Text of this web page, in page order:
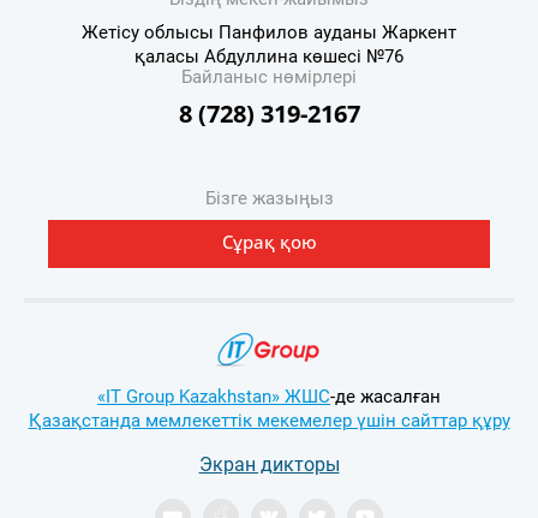
Жетісу облысы Панфилов ауданы Жаркент
қаласы Абдуллина көшесі №76
Байланыс нөмірлері
8 (728) 319-2167
Бізге жазыңыз
Сұрақ қою
«IT Group Kazakhstan» ЖШС-де жасалған
Қазақстанда мемлекеттік мекемелер үшін сайттар құру
Экран дикторы